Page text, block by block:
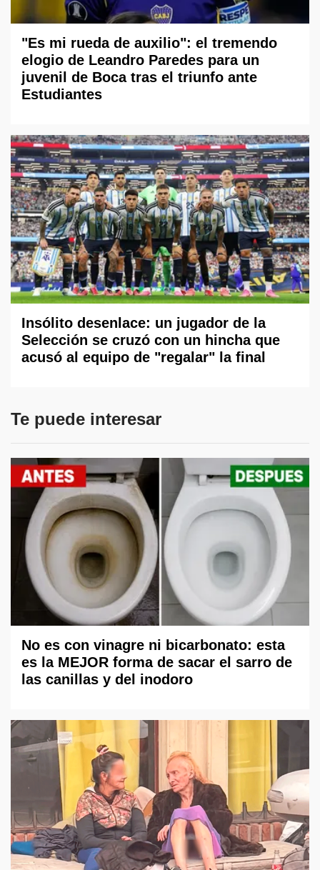
"Es mi rueda de auxilio": el tremendo
elogio de Leandro Paredes para un
juvenil de Boca tras el triunfo ante
Estudiantes
Insólito desenlace: un jugador de la
Selección se cruzó con un hincha que
acusó al equipo de "regalar" la final
Te puede interesar
No es con vinagre ni bicarbonato: esta
es la MEJOR forma de sacar el sarro de
las canillas y del inodoro